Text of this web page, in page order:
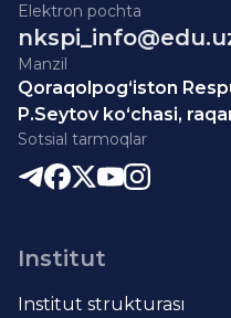
Elektron pochta
Manzil
Qoraqolpog‘iston
P.Seytov ko‘chasi,
Sotsial tarmoqlar
Institut
Institut strukturası